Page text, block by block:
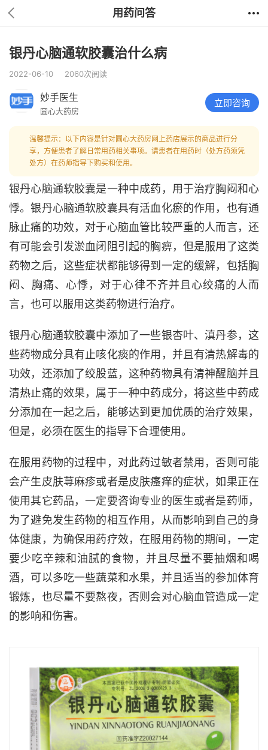
用药问答
银丹心脑通软胶囊治什么病
2022-06-10 2060次阅读
妙手医生
圆心大药房
立即咨询
温馨提示：以下内容是针对圆心大药房网上药店展示的商品进行分
享，方便患者了解日常用药相关事项。请患者在用药时（处方药须凭
处方）在药师指导下购买和使用。
银丹心脑通软胶囊是一种中成药，用于治疗胸闷和心
悸。银丹心脑通软胶囊具有活血化瘀的作用，也有通
脉止痛的功效，对于心脑血管比较严重的人而言，还
有可能会引发淤血闭阻引起的胸痹，但是服用了这类
药物之后，这些症状都能够得到一定的缓解，包括胸
闷、胸痛、心悸，对于心律不齐并且心绞痛的人而
言，也可以服用这类药物进行治疗。
银丹心脑通软胶囊中添加了一些银杏叶、滇丹参，这
些药物成分具有止咳化痰的作用，并且有清热解毒的
功效，还添加了绞股蓝，这种药物具有清神醒脑并且
清热止痛的效果，属于一种中药成分，将这些中药成
分添加在一起之后，能够达到更加优质的治疗效果，
但是，必须在医生的指导下合理使用。
在服用药物的过程中，对此药过敏者禁用，否则可能
会产生皮肤荨麻疹或者是皮肤瘙痒的症状，如果正在
使用其它药品，一定要咨询专业的医生或者是药师，
为了避免发生药物的相互作用，从而影响到自己的身
体健康，为确保用药疗效，在服用药物的期间，一定
要少吃辛辣和油腻的食物，并且尽量不要抽烟和喝
酒，可以多吃一些蔬菜和水果，并且适当的参加体育
锻炼，也尽量不要熬夜，否则会对心脑血管造成一定
的影响和伤害。